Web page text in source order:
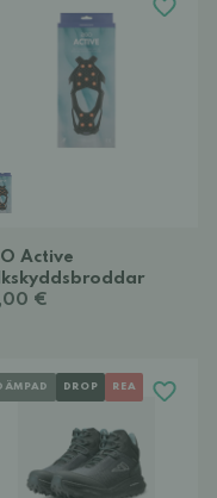
Active
€
DROP REA